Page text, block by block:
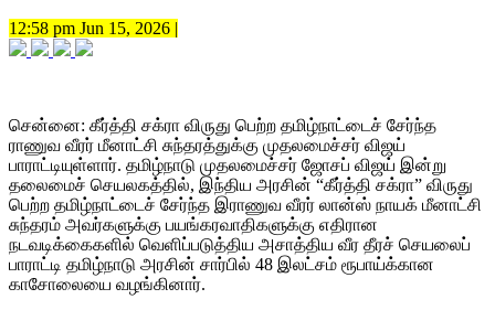
12:58 pm Jun 15, 2026 |
சென்னை: கீர்த்தி சக்ரா விருது பெற்ற தமிழ்நாட்டைச் சேர்ந்த
ராணுவ வீரர் மீனாட்சி சுந்தரத்துக்கு முதலமைச்சர் விஜய்
பாராட்டியுள்ளார். தமிழ்நாடு முதலமைச்சர் ஜோசப் விஜய் இன்று
தலைமைச் செயலகத்தில், இந்திய அரசின் “கீர்த்தி சக்ரா” விருது
பெற்ற தமிழ்நாட்டைச் சேர்ந்த இராணுவ வீரர் லான்ஸ் நாயக் மீனாட்சி
சுந்தரம் அவர்களுக்கு பயங்கரவாதிகளுக்கு எதிரான
நடவடிக்கைகளில் வெளிப்படுத்திய அசாத்திய வீர தீரச் செயலைப்
பாராட்டி தமிழ்நாடு அரசின் சார்பில் 48 இலட்சம் ரூபாய்க்கான
காசோலையை வழங்கினார்.